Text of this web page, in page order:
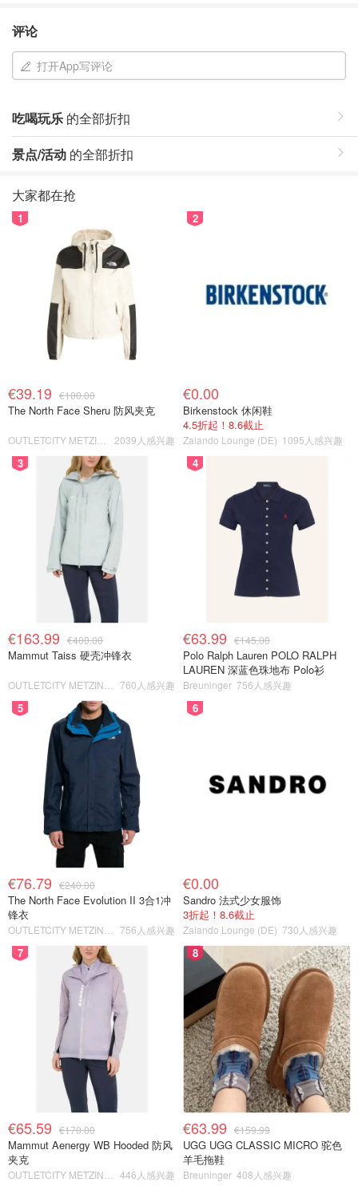
评论
打开App写评论
吃喝玩乐 的全部折扣
景点/活动 的全部折扣
大家都在抢
1
€39.19 €100.00
The North Face Sheru 防风夹克
2039人感兴趣
2
€0.00
Birkenstock 休闲鞋
4.5折起！8.6截止
Zalando Lounge (DE) 1095人感兴趣
3
€163.99 €400.00
Mammut Taiss 硬壳冲锋衣
760人感兴趣
4
€63.99 €145.00
Polo Ralph Lauren POLO RALPH
LAUREN 深蓝色珠地布 Polo衫
Breuninger 756人感兴趣
5
€76.79 €240.00
The North Face Evolution II 3合1冲
锋衣
756人感兴趣
6
€0.00
Sandro 法式少女服饰
3折起！8.6截止
Zalando Lounge (DE) 730人感兴趣
7
€65.59 €170.00
Mammut Aenergy WB Hooded 防风
夹克
446人感兴趣
8
€63.99 €159.99
UGG UGG CLASSIC MICRO 驼色
羊毛拖鞋
Breuninger 408人感兴趣